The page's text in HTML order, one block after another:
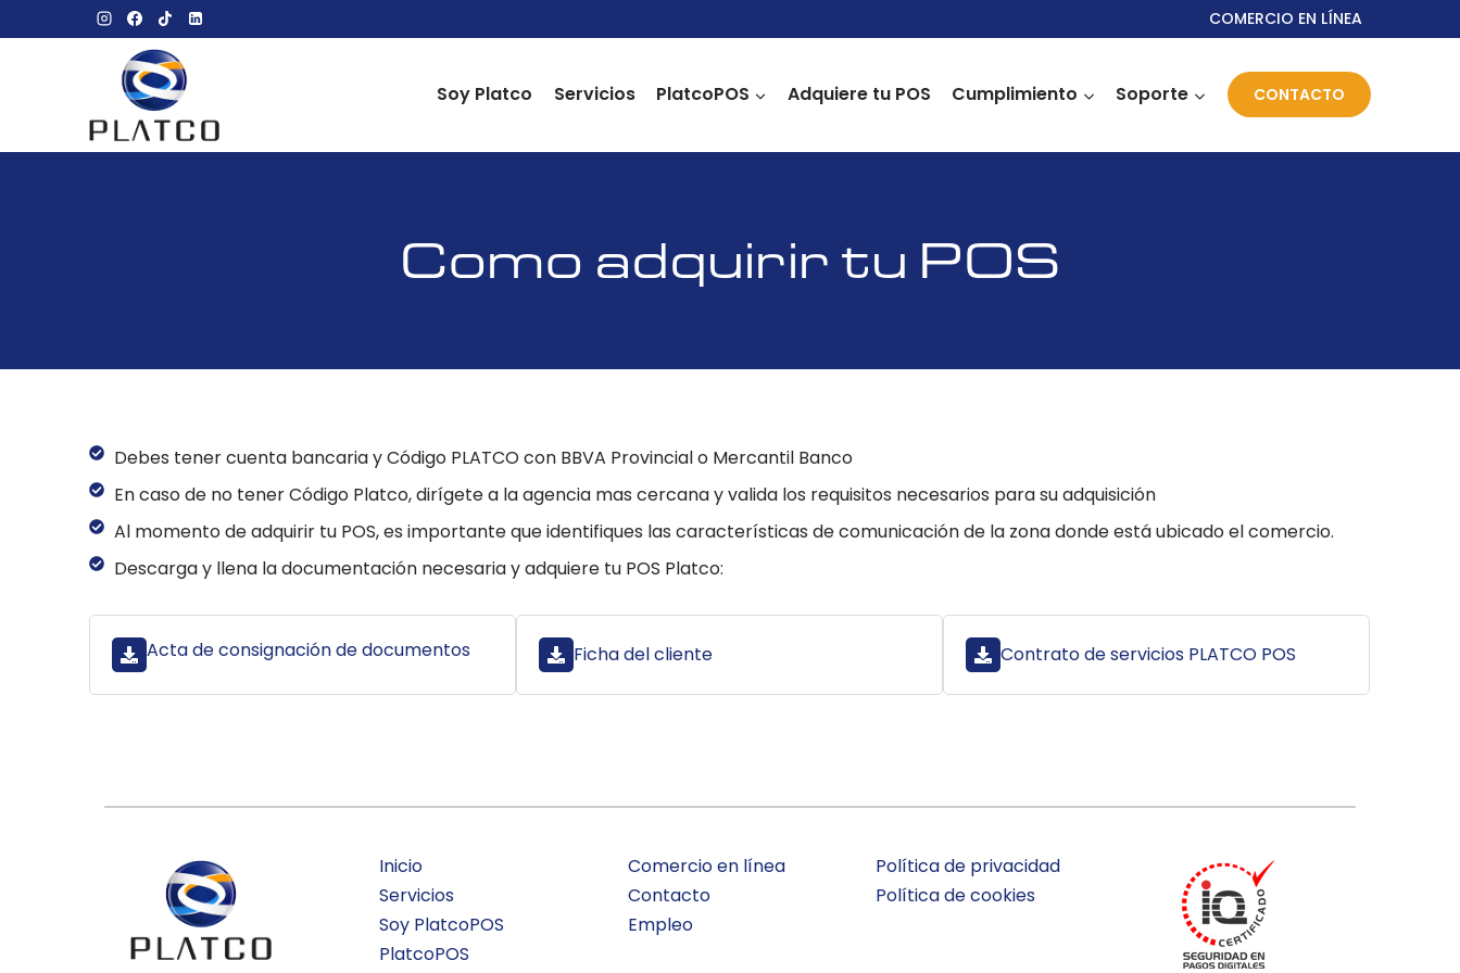
COMERCIO EN LÍNEA
Soy Platco Servicios PlatcoPOS Adquiere tu POS Cumplimiento Soporte CONTACTO
Como adquirir tu POS
Debes tener cuenta bancaria y Código PLATCO con BBVA Provincial o Mercantil Banco
En caso de no tener Código Platco, dirígete a la agencia mas cercana y valida los requisitos necesarios para su adquisición
Al momento de adquirir tu POS, es importante que identifiques las características de comunicación de la zona donde está ubicado el comercio.
Descarga y llena la documentación necesaria y adquiere tu POS Platco:
Acta de consignación de documentos Ficha del cliente Contrato de servicios PLATCO POS
Inicio
Servicios
Soy PlatcoPOS
PlatcoPOS
Comercio en línea
Contacto
Empleo
Política de privacidad
Política de cookies